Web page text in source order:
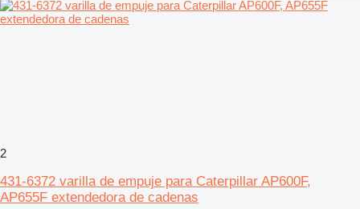
2
431-6372 varilla de empuje para Caterpillar AP600F,
AP655F extendedora de cadenas